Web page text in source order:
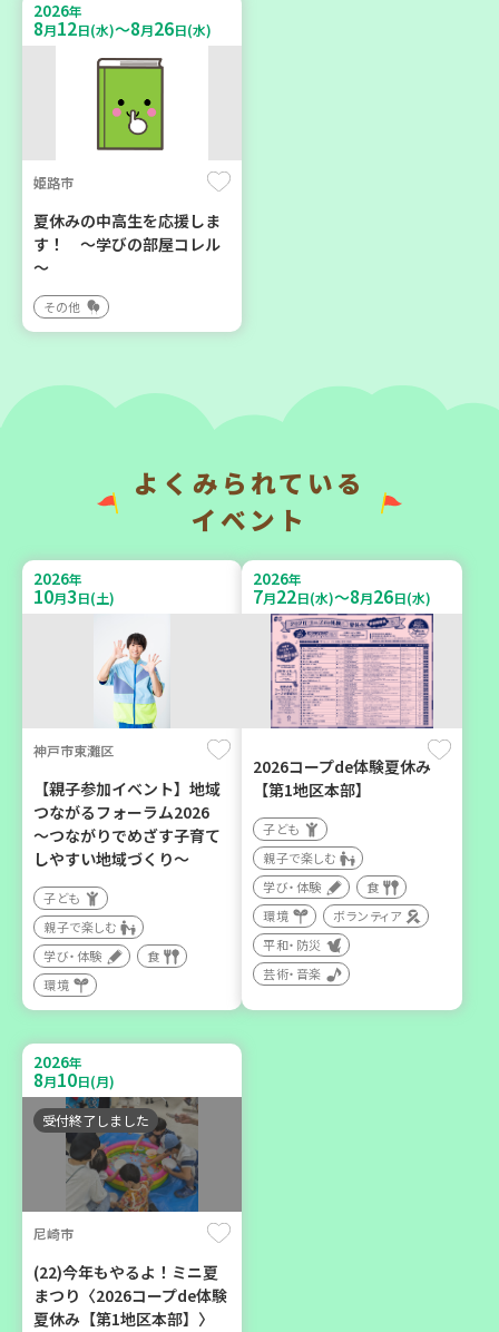
親子で楽しむ
学び・体験
日(土)～8月31
明石市
2026年８月度 「子育てひ
ら高砂エリア～ 【第6地
学び・体験
～ ＜デモ講座＞
大人向け
2026年
10月31日(土)
神戸市西区
【玉津】布ぞうりを作って
みよう！
親子で楽しむ
大人向け
学び・体験
2026年
8月21日(金)
コープ神吉 子育てひろば
「かくれんぼ」
子ども
親子で楽しむ
2026 年
9月14日(月)～9月26日(土)
「フードドライブ」集中受
け付け！
環境
2026年
8月12日(水)～8月26日(水)
姫路市
夏休みの中高生を応援しま
す！ ～学びの部屋コレル
～
その他
よくみられている
イベント
2026年
10月3日(土)
神戸市東灘区
【親子参加イベント】地域
つながるフォーラム2026
～つながりでめざす子育て
しやすい地域づくり～
子ども
親子で楽しむ
学び・体験
食
環境
2026年
7月22日(水)～8月26日(水)
2026コープde体験夏休み
【第1地区本部】
子ども
親子で楽しむ
学び・体験
食
環境
ボランティア
平和・防災
芸術・音楽
2026年
8月10日(月)
受付終了しました
尼崎市
(22)今年もやるよ！ミニ夏
まつり〈2026コープde体験
夏休み【第1地区本部】〉